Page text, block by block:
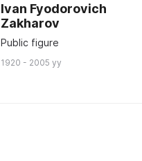
Ivan Fyodorovich
Zakharov
Public figure
1920 - 2005 yy